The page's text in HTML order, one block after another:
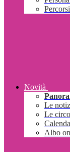
Novità
Le
Le
Albo